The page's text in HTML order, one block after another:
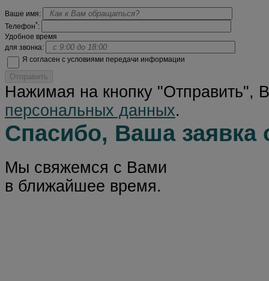
Ваше имя:
Телефон*:
Удобное время
для звонка:
Я согласен с условиями передачи информации
Отправить
Нажимая на кнопку "Отправить",
персональных данных.
Спасибо, Ваша заявка
Мы свяжемся с Вами
в ближайшее время.